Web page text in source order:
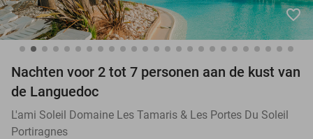
favorite_border
Nachten voor 2 tot 7 personen aan de kust van
de Languedoc
L'ami Soleil Domaine Les Tamaris & Les Portes Du Soleil
Portiragnes